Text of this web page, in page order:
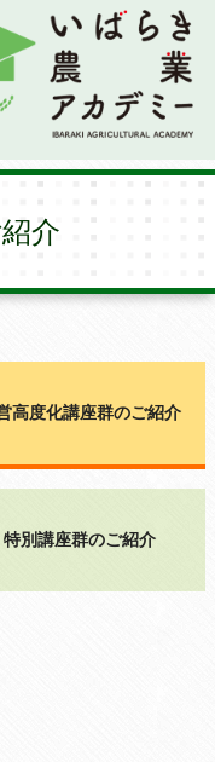
介
高度化講座群のご紹介
特別講座群のご紹介